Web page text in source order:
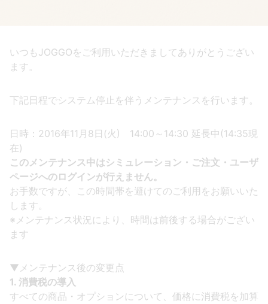
いつもJOGGOをご利用いただきましてありがとうござい
ます。
下記日程でシステム停止を伴うメンテナンスを行います。
日時：2016年11月8日(火) 14:00～14:30 延長中(14:35現
在)
このメンテナンス中はシミュレーション・ご注文・ユーザ
ページへのログインが行えません。
お手数ですが、この時間帯を避けてのご利用をお願いいた
します。
※メンテナンス状況により、時間は前後する場合がござい
ます
▼メンテナンス後の変更点
1. 消費税の導入
すべての商品・オプションについて、価格に消費税を加算